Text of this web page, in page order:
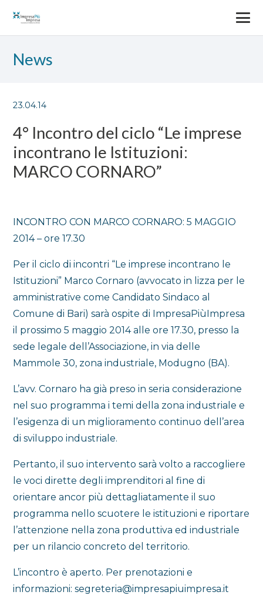
News
23.04.14
4° Incontro del ciclo “Le imprese
incontrano le Istituzioni:
MARCO CORNARO”
INCONTRO CON MARCO CORNARO: 5 MAGGIO
2014 – ore 17.30
Per il ciclo di incontri “Le imprese incontrano le
Istituzioni” Marco Cornaro (avvocato in lizza per le
amministrative come Candidato Sindaco al
Comune di Bari) sarà ospite di ImpresaPiùImpresa
il prossimo 5 maggio 2014 alle ore 17.30, presso la
sede legale dell’Associazione, in via delle
Mammole 30, zona industriale, Modugno (BA).
L’avv. Cornaro ha già preso in seria considerazione
nel suo programma i temi della zona industriale e
l’esigenza di un miglioramento continuo dell’area
di sviluppo industriale.
Pertanto, il suo intervento sarà volto a raccogliere
le voci dirette degli imprenditori al fine di
orientare ancor più dettagliatamente il suo
programma nello scuotere le istituzioni e riportare
l’attenzione nella zona produttiva ed industriale
per un rilancio concreto del territorio.
L’incontro è aperto. Per prenotazioni e
informazioni: segreteria@impresapiuimpresa.it